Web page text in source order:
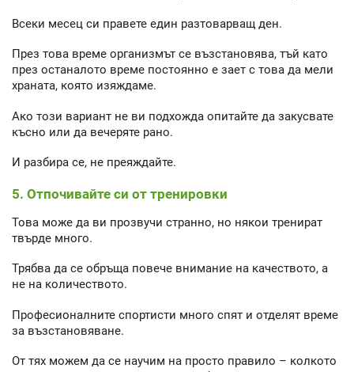
Всеки месец си правете един разтоварващ ден.
През това време организмът се възстановява, тъй като
през останалото време постоянно е зает с това да мели
храната, която изяждаме.
Ако този вариант не ви подхожда опитайте да закусвате
късно или да вечеряте рано.
И разбира се, не преяждайте.
5. Отпочивайте си от тренировки
Това може да ви прозвучи странно, но някои тренират
твърде много.
Трябва да се обръща повече внимание на качеството, а
не на количеството.
Професионалните спортисти много спят и отделят време
за възстановяване.
От тях можем да се научим на просто правило – колкото